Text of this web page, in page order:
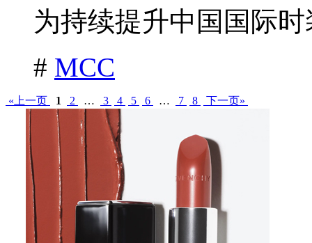
为持续提升中国国际时
# MCC
«上一页 1 2 … 3 4 5 6 … 7 8 下一页»